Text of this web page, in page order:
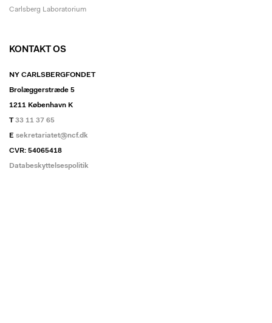
Carlsberg Laboratorium
KONTAKT OS
NY CARLSBERGFONDET
Brolæggerstræde 5
1211 København K
T33 11 37 65
E sekretariatet@ncf.dk
CVR: 54065418
Databeskyttelsespolitik